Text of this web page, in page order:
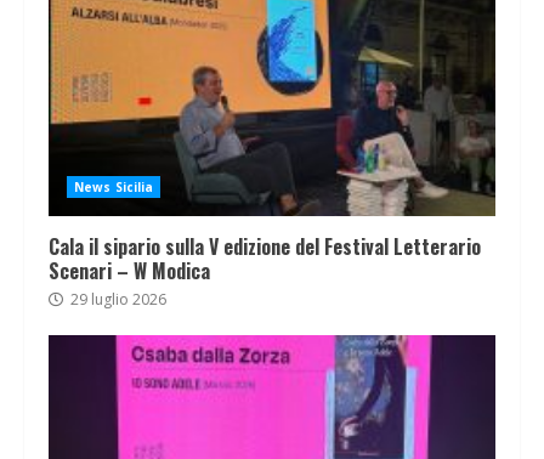
News Sicilia
Cala il sipario sulla V edizione del Festival Letterario
Scenari – W Modica
29 luglio 2026